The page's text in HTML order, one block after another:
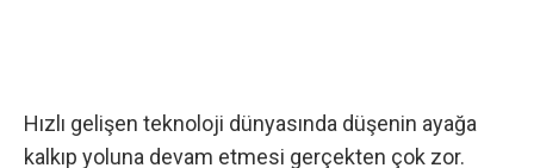
Hızlı gelişen teknoloji dünyasında düşenin ayağa
kalkıp yoluna devam etmesi gerçekten çok zor.